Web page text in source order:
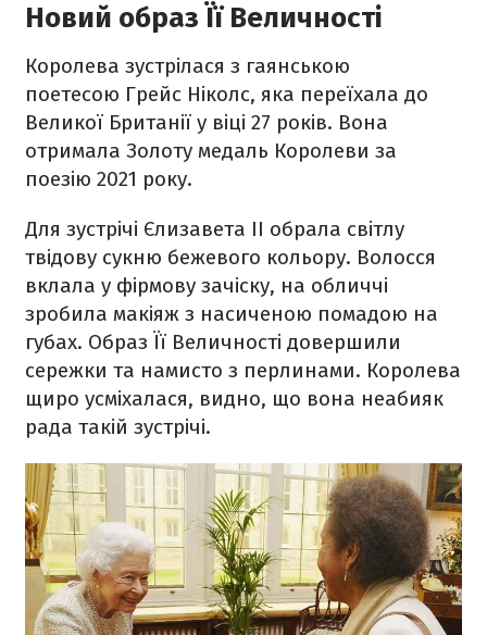
Новий образ Її Величності
Королева зустрілася з гаянською
поетесою Грейс Ніколс, яка переїхала до
Великої Британії у віці 27 років. Вона
отримала Золоту медаль Королеви за
поезію 2021 року.
Для зустрічі Єлизавета II обрала світлу
твідову сукню бежевого кольору. Волосся
вклала у фірмову зачіску, на обличчі
зробила макіяж з насиченою помадою на
губах. Образ Її Величності довершили
сережки та намисто з перлинами. Королева
щиро усміхалася, видно, що вона неабияк
рада такій зустрічі.